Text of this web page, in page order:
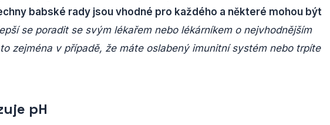
babské rady jsou vhodné pro každého a některé mohou být
se poradit se svým lékařem nebo lékárníkem o nejvhodnějším
zejména v případě, že máte oslabený imunitní systém nebo trpíte
pH